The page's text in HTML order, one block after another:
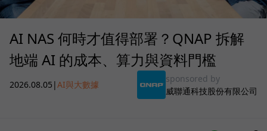
AI NAS 何時才值得部署？QNAP 拆解
地端 AI 的成本、算力與資料門檻
2026.08.05 |AI與大數據
sponsored by
威聯通科技股份有限公司